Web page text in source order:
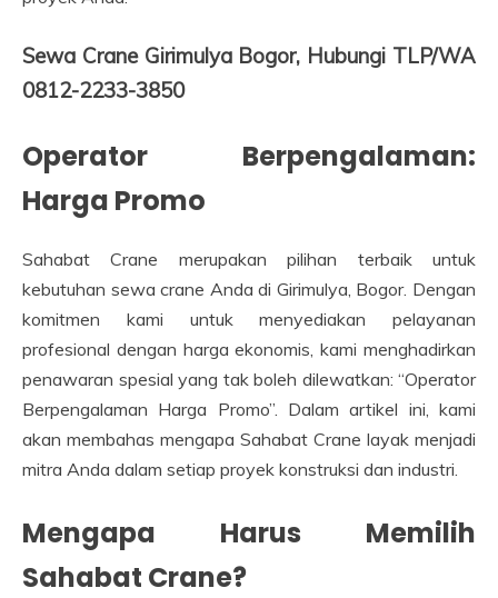
Sewa Crane Girimulya Bogor, Hubungi TLP/WA
0812-2233-3850
Operator Berpengalaman:
Harga Promo
Sahabat Crane merupakan pilihan terbaik untuk
kebutuhan sewa crane Anda di Girimulya, Bogor. Dengan
komitmen kami untuk menyediakan pelayanan
profesional dengan harga ekonomis, kami menghadirkan
penawaran spesial yang tak boleh dilewatkan: “Operator
Berpengalaman Harga Promo”. Dalam artikel ini, kami
akan membahas mengapa Sahabat Crane layak menjadi
mitra Anda dalam setiap proyek konstruksi dan industri.
Mengapa Harus Memilih
Sahabat Crane?